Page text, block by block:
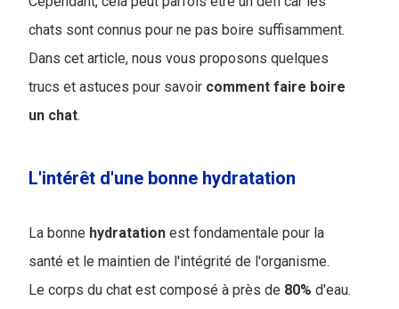
chats sont connus pour ne pas boire suffisamment.
Dans cet article, nous vous proposons quelques
trucs et astuces pour savoir comment faire boire
un chat.
L'intérêt d'une bonne hydratation
La bonne hydratation est fondamentale pour la
santé et le maintien de l'intégrité de l'organisme.
Le corps du chat est composé à près de 80% d'eau.